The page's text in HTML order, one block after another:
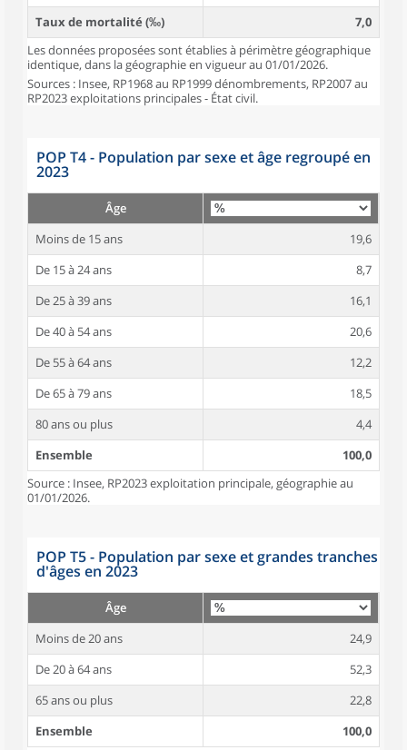
Taux de mortalité (‰)
7,0
Les données proposées sont établies à périmètre géographique
identique, dans la géographie en vigueur au 01/01/2026.
Sources : Insee, RP1968 au RP1999 dénombrements, RP2007 au
RP2023 exploitations principales - État civil.
POP T4 - Population par sexe et âge regroupé en
2023
Âge
Moins de 15 ans
19,6
De 15 à 24 ans
8,7
De 25 à 39 ans
16,1
De 40 à 54 ans
20,6
De 55 à 64 ans
12,2
De 65 à 79 ans
18,5
80 ans ou plus
4,4
Ensemble
100,0
Source : Insee, RP2023 exploitation principale, géographie au
01/01/2026.
POP T5 - Population par sexe et grandes tranches
d'âges en 2023
Âge
Moins de 20 ans
24,9
De 20 à 64 ans
52,3
65 ans ou plus
22,8
Ensemble
100,0